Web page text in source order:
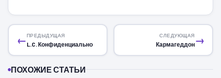
←ПРЕДЫДУЩАЯ
L.C. Конфиденциально →
СЛЕДУЮЩАЯ
Кармагеддон
ПОХОЖИЕ СТАТЬИ